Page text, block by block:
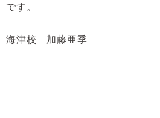
です。
海津校 加藤亜季